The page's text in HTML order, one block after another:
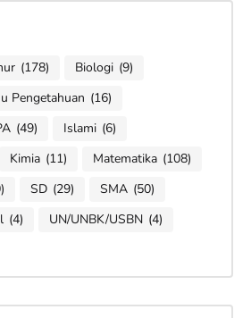
(178) Biologi (9)
Pengetahuan (16)
(49) Islami (6)
Kimia (11) Matematika (108)
SD (29) SMA (50)
(4) UN/UNBK/USBN (4)